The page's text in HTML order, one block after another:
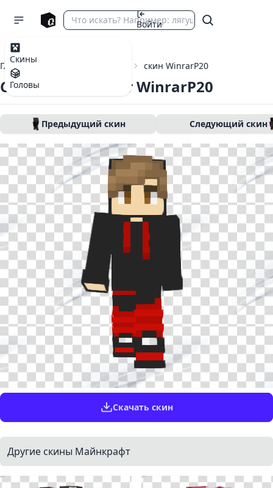
Скины
Головы
Войти
Главная скин WinrarP20
Скин Майнкрафт WinrarP20
Предыдущий скин Следующий скин
Скачать скин
Другие скины Майнкрафт